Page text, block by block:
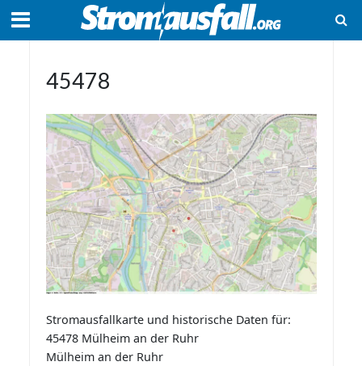
45478
Stromausfallkarte und historische Daten für:
45478 Mülheim an der Ruhr
Mülheim an der Ruhr